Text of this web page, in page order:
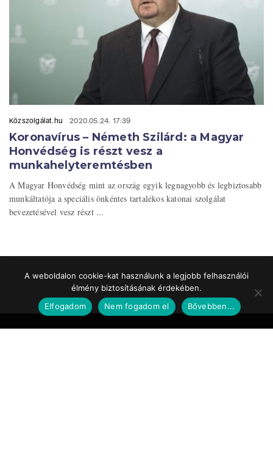
Közszolgálat.hu 2020.05.24. 17:39
Koronavírus – Németh Szilárd: a Magyar
Honvédség is részt vesz a
munkahelyteremtésben
A Magyar Honvédség mint az ország egyik legnagyobb és legbiztosabb
munkáltatója a speciális önkéntes tartalékos katonai szolgálat
bevezetésével vesz részt ...
A weboldalon cookie-kat használunk a legjobb felhasználói
élmény biztosításának érdekében.
Elfogadom
Nem fogadom el Bővebben...